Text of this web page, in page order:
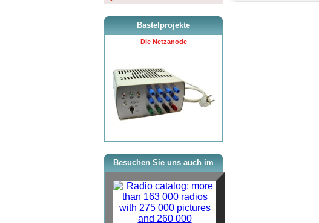
Bastelprojekte
Die Netzanode
Besuchen Sie uns auch im